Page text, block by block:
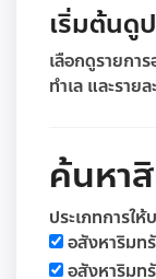
เริ่มต้นดู
เลือกดูรายกา
ทำเล และราย
ค้นหา
ประเภทการให้
อสังหาริมท
อสังหาริมท